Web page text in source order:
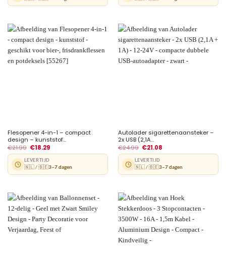
Flesopener 4-in-1 – compact
design – kunststof...
€21.99 €18.29
LEVERTIJD
🇳🇱 / 🇧🇪3–7 dagen
Autolader sigarettenaansteker –
2x USB (2,1A...
€24.99 €21.08
LEVERTIJD
🇳🇱 / 🇧🇪3–7 dagen